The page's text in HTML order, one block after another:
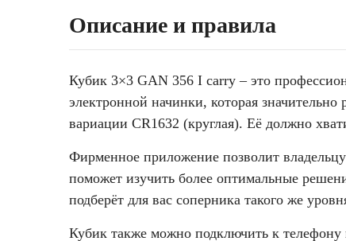
Описание и правила
Кубик 3×3 GAN 356 I carry – это
электронной начинки, которая
вариации CR1632 (круглая). Её должно
Фирменное приложение позволит
поможет изучить более оптимальные
подберёт для вас соперника такого же
Кубик также можно подключить к